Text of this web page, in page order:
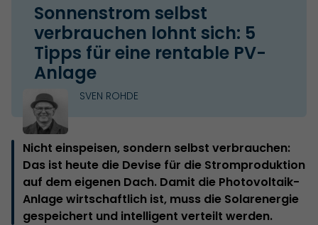
Sonnenstrom selbst
verbrauchen lohnt sich: 5
Tipps für eine rentable PV-
Anlage
SVEN ROHDE
Nicht einspeisen, sondern selbst verbrauchen:
Das ist heute die Devise für die Stromproduktion
auf dem eigenen Dach. Damit die Photovoltaik-
Anlage wirtschaftlich ist, muss die Solarenergie
gespeichert und intelligent verteilt werden.